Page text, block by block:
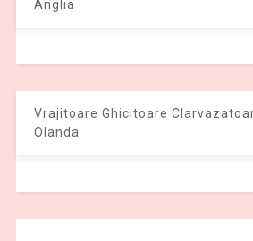
Anglia
Vrajitoare Ghicitoare
Olanda